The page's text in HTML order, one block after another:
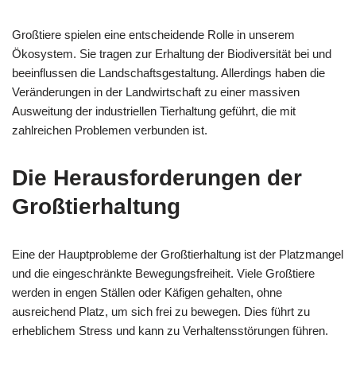
Großtiere spielen eine entscheidende Rolle in unserem
Ökosystem. Sie tragen zur Erhaltung der Biodiversität bei und
beeinflussen die Landschaftsgestaltung. Allerdings haben die
Veränderungen in der Landwirtschaft zu einer massiven
Ausweitung der industriellen Tierhaltung geführt, die mit
zahlreichen Problemen verbunden ist.
Die Herausforderungen der
Großtierhaltung
Eine der Hauptprobleme der Großtierhaltung ist der Platzmangel
und die eingeschränkte Bewegungsfreiheit. Viele Großtiere
werden in engen Ställen oder Käfigen gehalten, ohne
ausreichend Platz, um sich frei zu bewegen. Dies führt zu
erheblichem Stress und kann zu Verhaltensstörungen führen.